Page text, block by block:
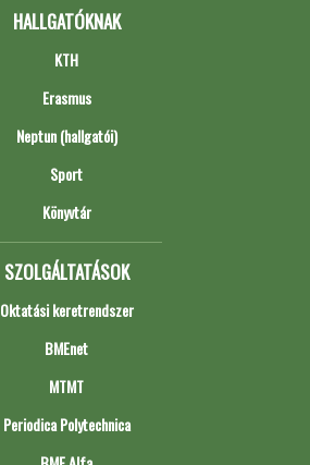
HALLGATÓKNAK
KTH
Erasmus
Neptun (hallgatói)
Sport
Könyvtár
SZOLGÁLTATÁSOK
Oktatási keretrendszer
BMEnet
MTMT
Periodica Polytechnica